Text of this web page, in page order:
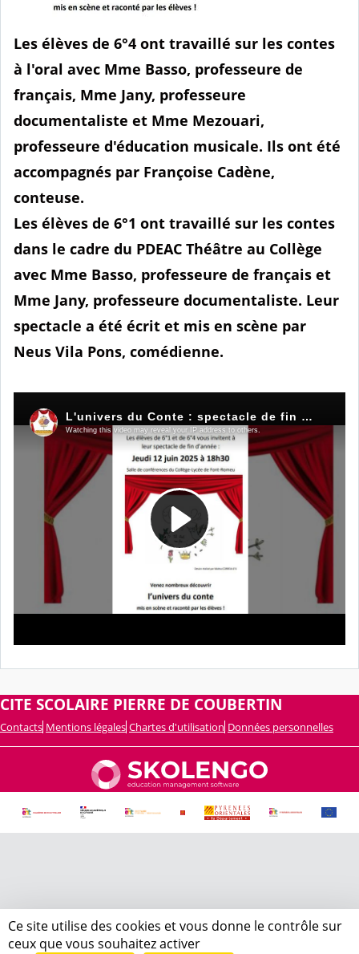
Les élèves de 6°4 ont travaillé sur les contes
à l'oral avec Mme Basso, professeure de
français, Mme Jany, professeure
documentaliste et Mme Mezouari,
professeure d'éducation musicale. Ils ont été
accompagnés par Françoise Cadène,
conteuse.
Les élèves de 6°1 ont travaillé sur les contes
dans le cadre du PDEAC Théâtre au Collège
avec Mme Basso, professeure de français et
Mme Jany, professeure documentaliste. Leur
spectacle a été écrit et mis en scène par
Neus Vila Pons, comédienne.
CITE SCOLAIRE PIERRE DE COUBERTIN
Contacts Mentions légales Chartes d'utilisation Données personnelles
Ce site utilise des cookies et vous donne le contrôle sur
ceux que vous souhaitez activer